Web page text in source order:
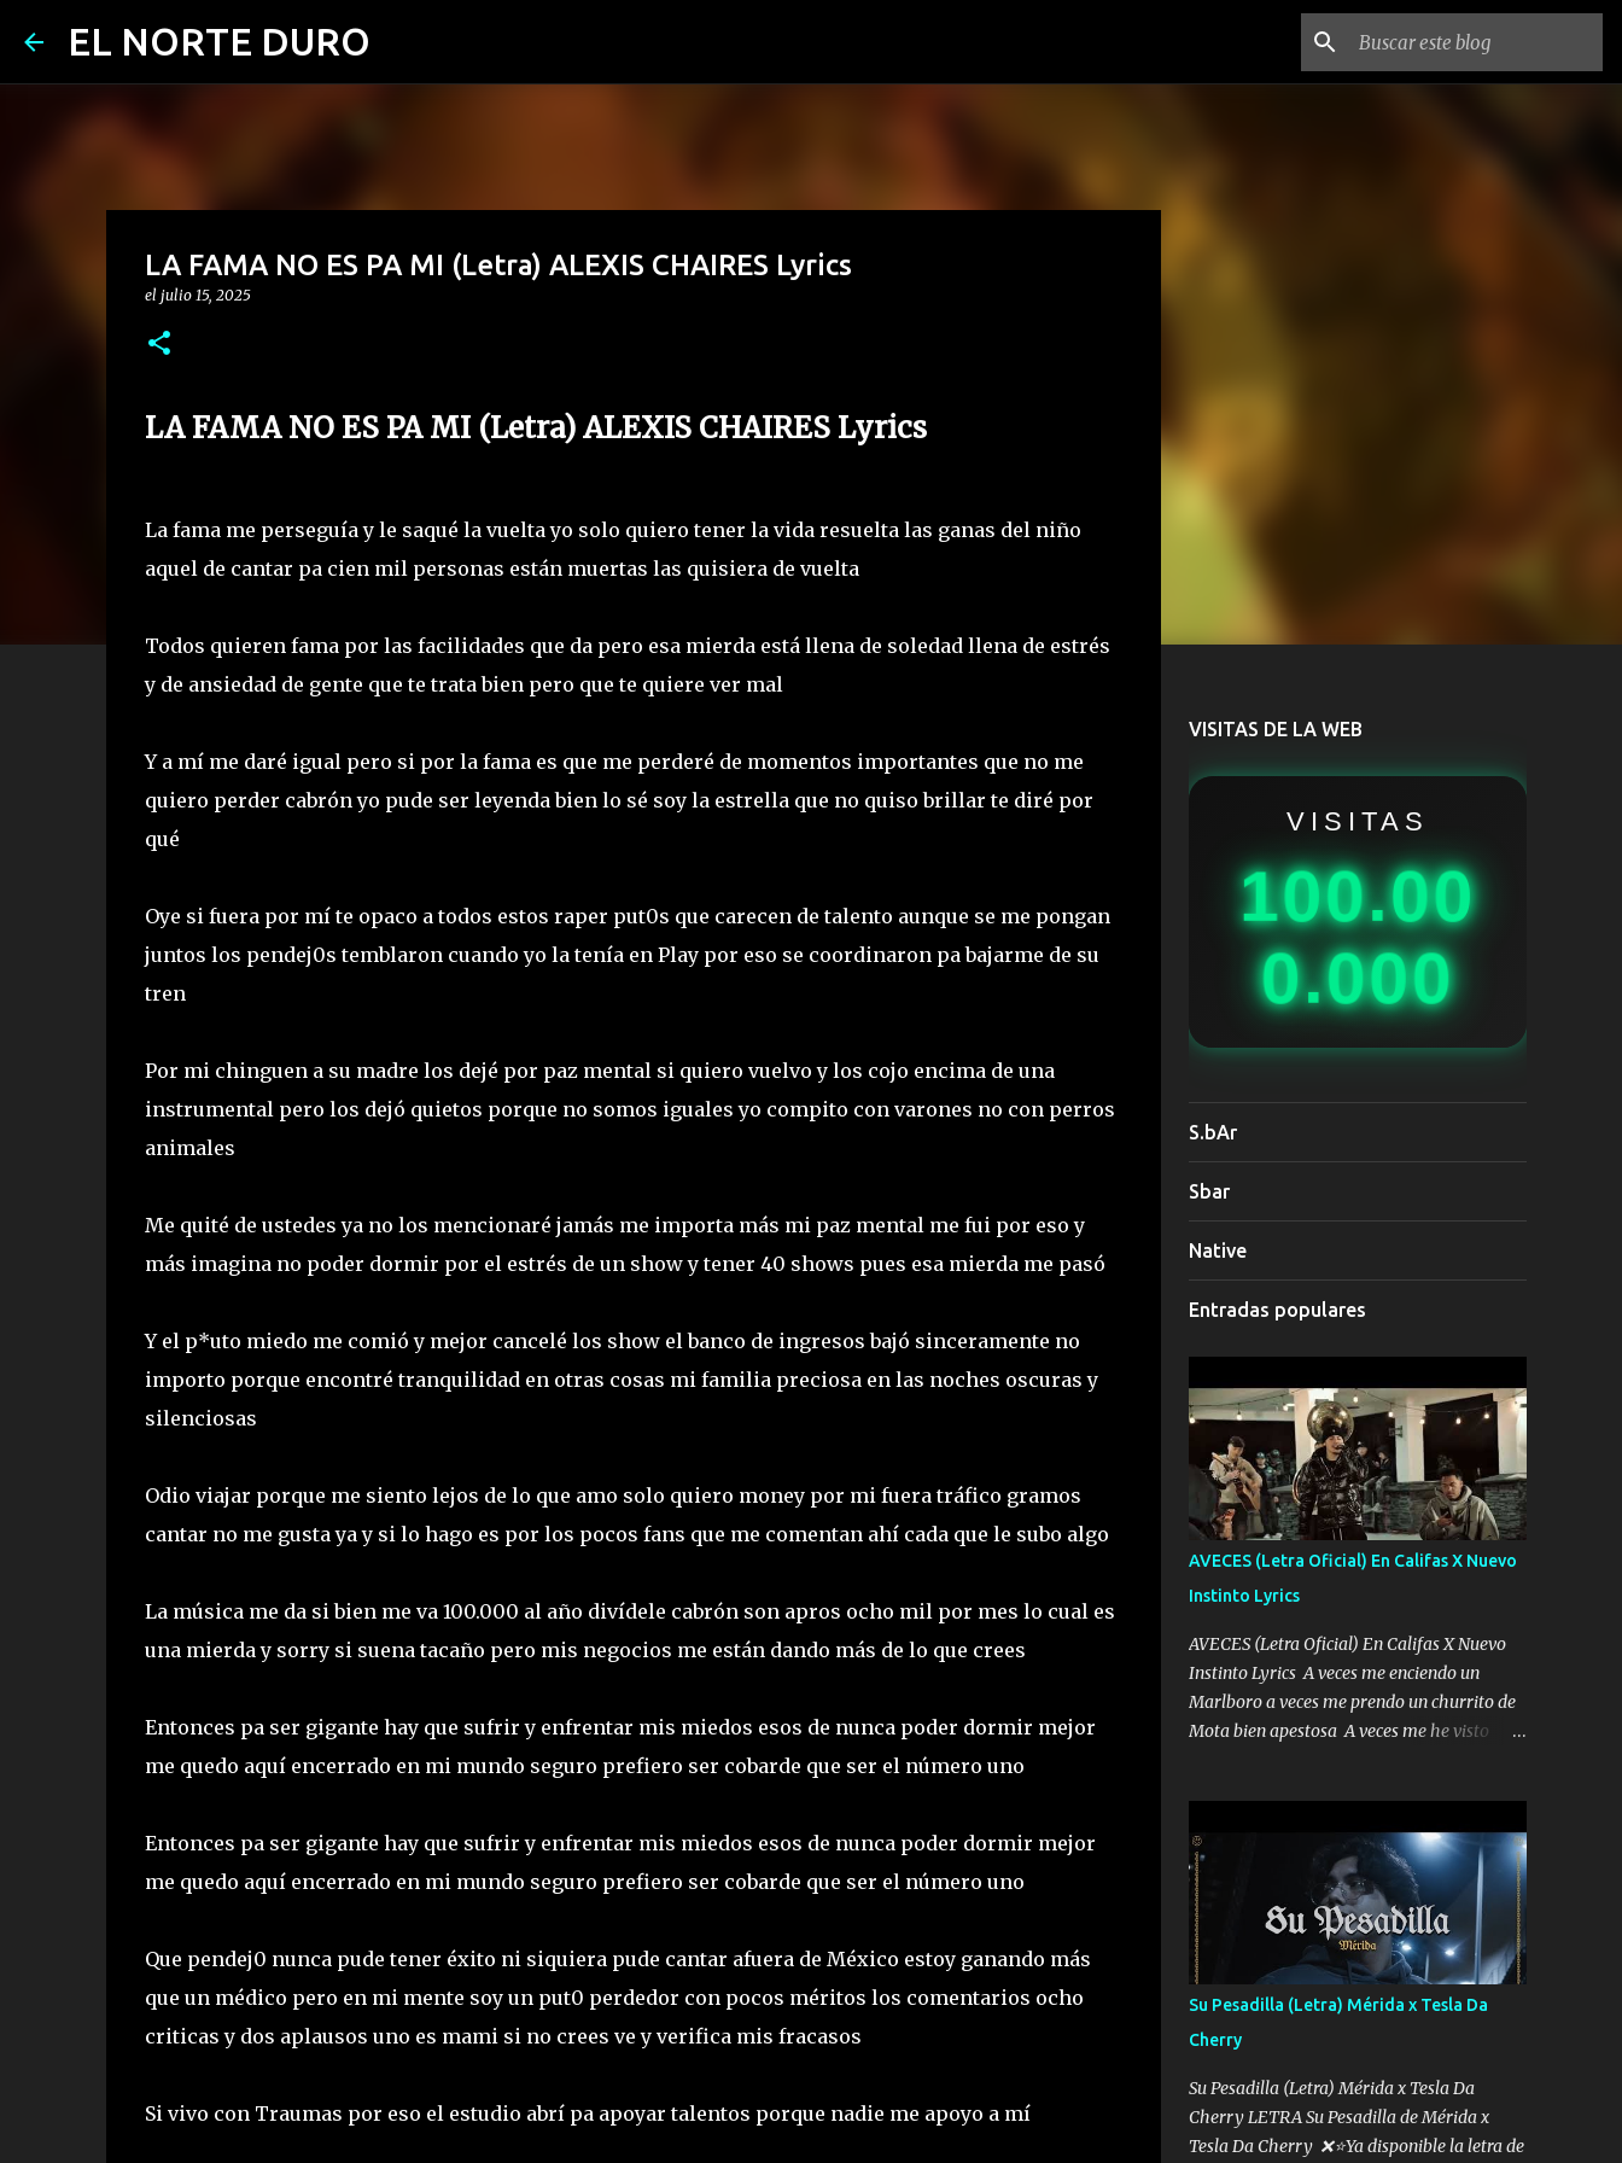
EL NORTE DURO
LA FAMA NO ES PA MI (Letra) ALEXIS CHAIRES Lyrics
el julio 15, 2025
LA FAMA NO ES PA MI (Letra) ALEXIS CHAIRES Lyrics
La fama me perseguía y le saqué la vuelta yo solo quiero tener la vida resuelta las ganas del niño
aquel de cantar pa cien mil personas están muertas las quisiera de vuelta
Todos quieren fama por las facilidades que da pero esa mierda está llena de soledad llena de estrés
y de ansiedad de gente que te trata bien pero que te quiere ver mal
Y a mí me daré igual pero si por la fama es que me perderé de momentos importantes que no me
quiero perder cabrón yo pude ser leyenda bien lo sé soy la estrella que no quiso brillar te diré por
qué
Oye si fuera por mí te opaco a todos estos raper put0s que carecen de talento aunque se me pongan
juntos los pendej0s temblaron cuando yo la tenía en Play por eso se coordinaron pa bajarme de su
tren
Por mi chinguen a su madre los dejé por paz mental si quiero vuelvo y los cojo encima de una
instrumental pero los dejó quietos porque no somos iguales yo compito con varones no con perros
animales
Me quité de ustedes ya no los mencionaré jamás me importa más mi paz mental me fui por eso y
más imagina no poder dormir por el estrés de un show y tener 40 shows pues esa mierda me pasó
Y el p*uto miedo me comió y mejor cancelé los show el banco de ingresos bajó sinceramente no
importo porque encontré tranquilidad en otras cosas mi familia preciosa en las noches oscuras y
silenciosas
Odio viajar porque me siento lejos de lo que amo solo quiero money por mi fuera tráfico gramos
cantar no me gusta ya y si lo hago es por los pocos fans que me comentan ahí cada que le subo algo
La música me da si bien me va 100.000 al año divídele cabrón son apros ocho mil por mes lo cual es
una mierda y sorry si suena tacaño pero mis negocios me están dando más de lo que crees
Entonces pa ser gigante hay que sufrir y enfrentar mis miedos esos de nunca poder dormir mejor
me quedo aquí encerrado en mi mundo seguro prefiero ser cobarde que ser el número uno
Entonces pa ser gigante hay que sufrir y enfrentar mis miedos esos de nunca poder dormir mejor
me quedo aquí encerrado en mi mundo seguro prefiero ser cobarde que ser el número uno
Que pendej0 nunca pude tener éxito ni siquiera pude cantar afuera de México estoy ganando más
que un médico pero en mi mente soy un put0 perdedor con pocos méritos los comentarios ocho
criticas y dos aplausos uno es mami si no crees ve y verifica mis fracasos
Si vivo con Traumas por eso el estudio abrí pa apoyar talentos porque nadie me apoyo a mí
VISITAS DE LA WEB
VISITAS
100.00
0.000
S.bAr
Sbar
Native
Entradas populares
AVECES (Letra Oficial) En Califas X Nuevo
Instinto Lyrics
AVECES (Letra Oficial) En Califas X Nuevo
Instinto Lyrics A veces me enciendo un
Marlboro a veces me prendo un churrito de
Mota bien apestosa A veces me he visto
me mandó yo tengo el control a todos yo les
paro el dedo soy hocicon un malcriado un
malandrón Que Les importa no saben nada
falsas las risas las que me miran hay gente
corriente no quieren verte subir de level
trucha mis plebes Música A veces me pongo
un sombrero a veces me ven la cachucha de
lado con la mirada siempre en alto A veces
me fajó una super o a veces me fajó una
Glock siempre armado todas las
generaciones yo traigo El chiste es que hago
Su Pesadilla (Letra) Mérida x Tesla Da
Cherry
Su Pesadilla (Letra) Mérida x Tesla Da
Cherry LETRA Su Pesadilla de Mérida x
Tesla Da Cherry ❌⭐Ya disponible la letra de